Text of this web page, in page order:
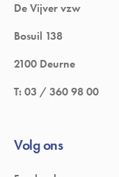
De Vijver vzw
Bosuil 138
2100 Deurne
T:03 / 360 98 00
Volg ons